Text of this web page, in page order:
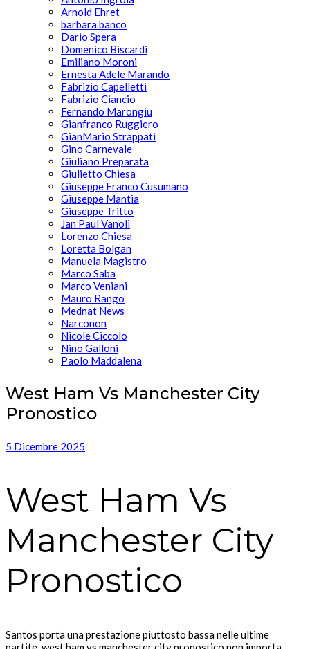
Arnold Ehret
barbara banco
Dario Spera
Domenico Biscardi
Emiliano Moroni
Ernesta Adele Marando
Fabrizio Capelletti
Fabrizio Ciancio
Fernando Marongiu
Gianfranco Ruggiero
GianMario Strappati
Gino Carnevale
Giuliano Preparata
Giulietto Chiesa
Giuseppe Franco Cusumano
Giuseppe Mantia
Giuseppe Tritto
Jan Paul Vanoli
Lorenzo Chiesa
Loretta Bolgan
Manuela Magistro
Marco Saba
Marco Veniani
Mauro Rango
Mednat News
Narconon
Nicole Ciccolo
Nino Galloni
Paolo Maddalena
West Ham Vs Manchester City
Pronostico
5 Dicembre 2025
West Ham Vs
Manchester City
Pronostico
Santos porta una prestazione piuttosto bassa nelle ultime